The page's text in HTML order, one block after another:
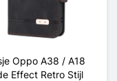
Oppo A38 / A18
Effect Retro Stijl